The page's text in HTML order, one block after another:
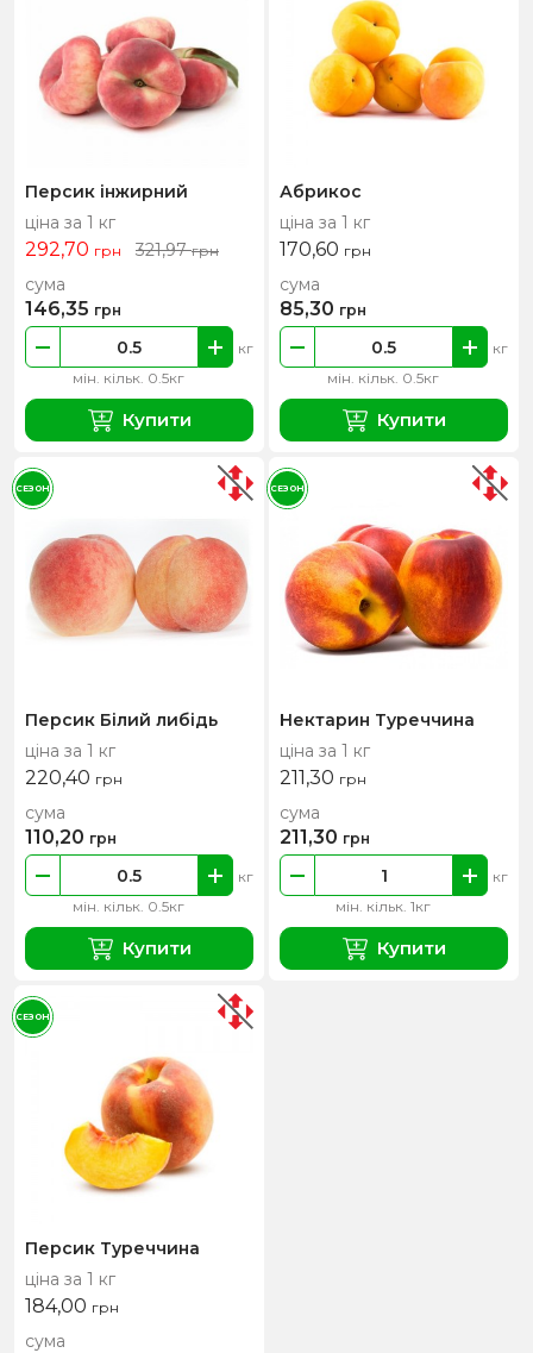
Персик інжирний
ціна за 1 кг
292,70 грн 321,97грн
мін. кільк. 0.5кг
кг
сума
146,35 грн
Купити
Абрикос
ціна за 1 кг
170,60 грн
мін. кільк. 0.5кг
кг
сума
85,30 грн
Купити
Персик Білий либідь
ціна за 1 кг
220,40 грн
мін. кільк. 0.5кг
кг
сума
110,20 грн
Купити
СЕЗОН
Нектарин Туреччина
ціна за 1 кг
211,30 грн
мін. кільк. 1кг
кг
сума
211,30 грн
Купити
СЕЗОН
Персик Туреччина
ціна за 1 кг
184,00 грн
сума
СЕЗОН